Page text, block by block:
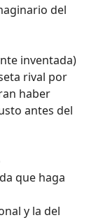
del
inventada)
rival por
haber
antes del
que haga
y la del